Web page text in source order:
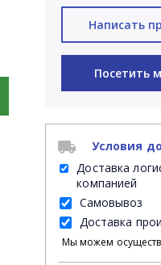
Написать
Посетить
Условия
Доставка
компанией
Самовывоз
Доставка